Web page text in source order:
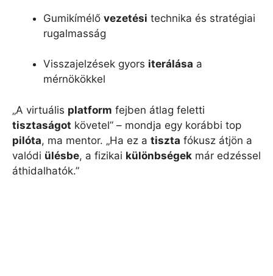
Gumikímélő vezetési technika és stratégiai
rugalmasság
Visszajelzések gyors iterálása a
mérnökökkel
„A virtuális platform fejben átlag feletti
tisztaságot követel” – mondja egy korábbi top
pilóta, ma mentor. „Ha ez a tiszta fókusz átjön a
valódi ülésbe, a fizikai különbségek már edzéssel
áthidalhatók.”